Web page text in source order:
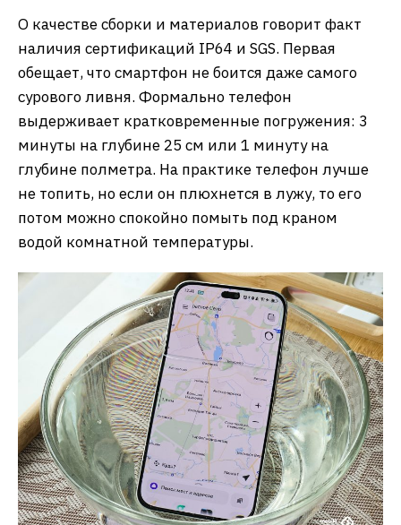
О качестве сборки и материалов говорит факт
наличия сертификаций IP64 и SGS. Первая
обещает, что смартфон не боится даже самого
сурового ливня. Формально телефон
выдерживает кратковременные погружения: 3
минуты на глубине 25 см или 1 минуту на
глубине полметра. На практике телефон лучше
не топить, но если он плюхнется в лужу, то его
потом можно спокойно помыть под краном
водой комнатной температуры.